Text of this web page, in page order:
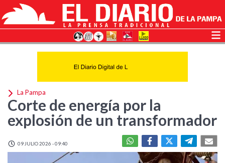
La Pampa
Corte de energía por la
explosión de un transformador
09 JULIO 2026 - 09:40